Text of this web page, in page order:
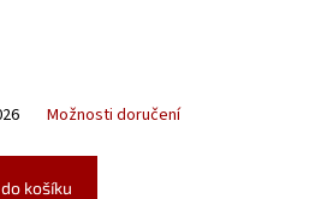
Možnosti doručení
košíku